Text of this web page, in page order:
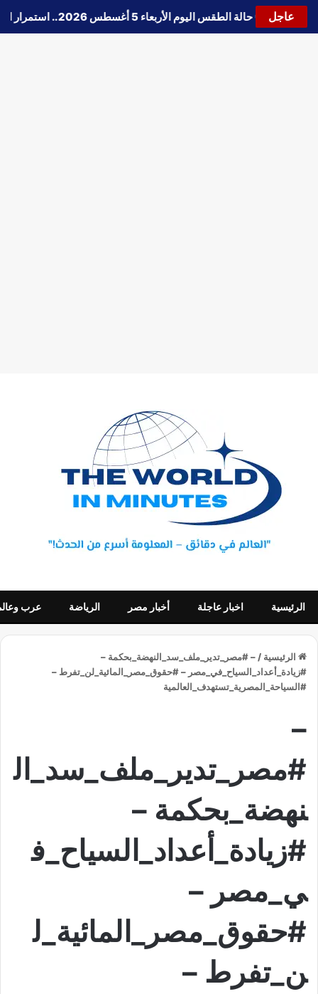
عاجل 🔵حالة الطقس اليوم الأربعاء 5 أغسطس 2026.. استمرار انخفاض الحرارة وتحذيرات من الشبورة واضطراب الملاحة
الرئيسية اخبار عاجلة أخبار مصر الرياضة عرب
الرئيسية / – #مصر_تدير_ملف_سد_النهضة_بحكمة –
#زيادة_أعداد_السياح_في_مصر – #حقوق_مصر_المائية_لن_تفرط –
#السياحة_المصرية_تستهدف_العالمية
–
#مصر_تدير_ملف_سد_ال
نهضة_بحكمة –
#زيادة_أعداد_السياح_ف
ي_مصر –
#حقوق_مصر_المائية_ل
ن_تفرط –